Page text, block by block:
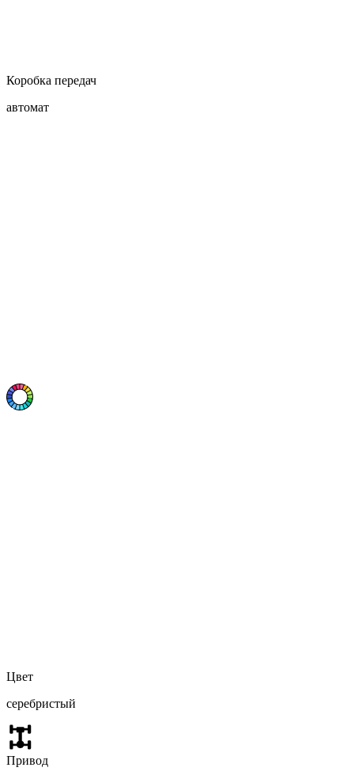
Коробка передач
автомат
Цвет
серебристый
Привод